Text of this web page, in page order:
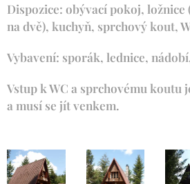
Dispozice: obývací pokoj, ložnice
na dvě), kuchyň, sprchový kout,
Vybavení: sporák, lednice,
Vstup k WC a sprchovému koutu
a musí se jít venkem.